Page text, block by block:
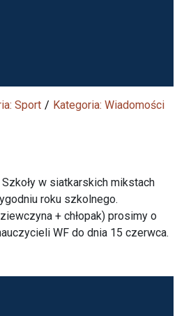
Sport
Kategoria: Wiadomości
w siatkarskich mikstach
roku szkolnego.
+ chłopak) prosimy o
WF do dnia 15 czerwca.